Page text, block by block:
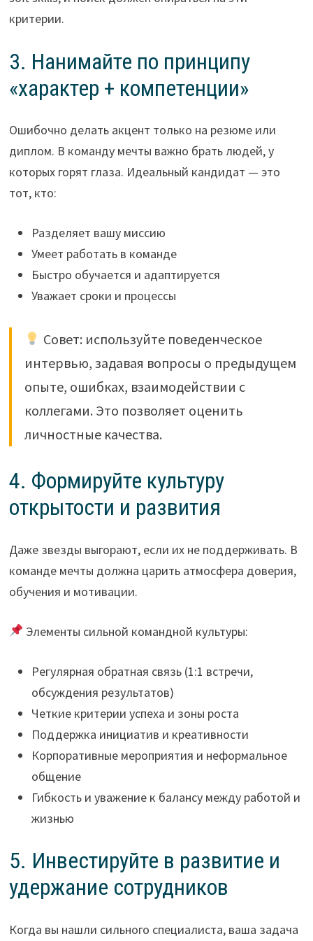
критерии.
3. Нанимайте по принципу
«характер + компетенции»
Ошибочно делать акцент только на резюме или
диплом. В команду мечты важно брать людей, у
которых горят глаза. Идеальный кандидат — это
тот, кто:
Разделяет вашу миссию
Умеет работать в команде
Быстро обучается и адаптируется
Уважает сроки и процессы
Совет: используйте поведенческое
интервью, задавая вопросы о предыдущем
опыте, ошибках, взаимодействии с
коллегами. Это позволяет оценить
личностные качества.
4. Формируйте культуру
открытости и развития
Даже звезды выгорают, если их не поддерживать. В
команде мечты должна царить атмосфера доверия,
обучения и мотивации.
Элементы сильной командной культуры:
Регулярная обратная связь (1:1 встречи,
обсуждения результатов)
Четкие критерии успеха и зоны роста
Поддержка инициатив и креативности
Корпоративные мероприятия и неформальное
общение
Гибкость и уважение к балансу между работой и
жизнью
5. Инвестируйте в развитие и
удержание сотрудников
Когда вы нашли сильного специалиста, ваша задача